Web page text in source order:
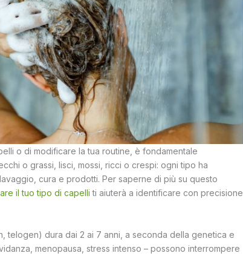
o di modificare la tua routine, è fondamentale
o grassi, lisci, mossi, ricci o crespi: ogni tipo ha
cura e prodotti. Per saperne di più su questo
il tuo tipo di capelli ti aiuterà a identificare con precisione
telogen) dura dai 2 ai 7 anni, a seconda della genetica e
menopausa, stress intenso – possono interrompere